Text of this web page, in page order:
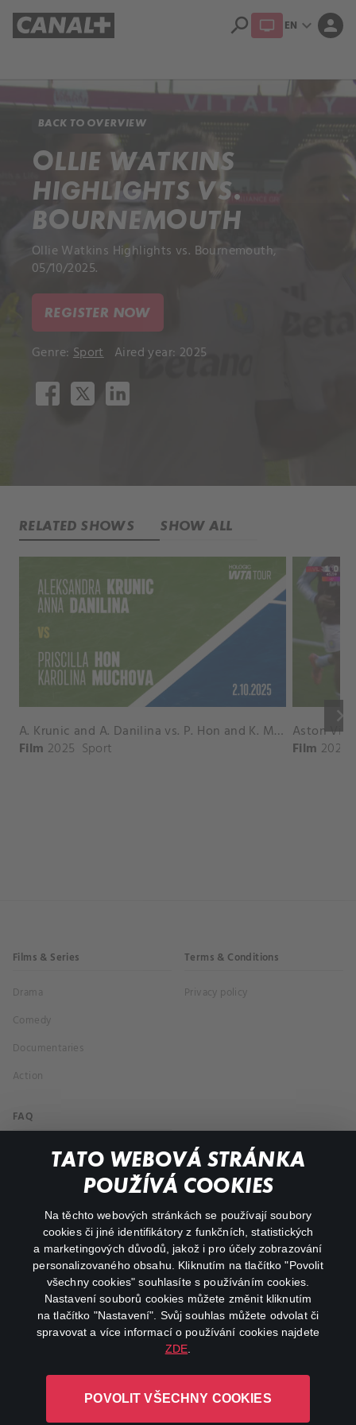
TATO WEBOVÁ STRÁNKA
POUŽÍVÁ COOKIES
Na těchto webových stránkách se používají soubory
cookies či jiné identifikátory z funkčních, statistických
a marketingových důvodů, jakož i pro účely zobrazování
personalizovaného obsahu. Kliknutím na tlačítko "Povolit
všechny cookies" souhlasíte s používáním cookies.
Nastavení souborů cookies můžete změnit kliknutím
na tlačítko "Nastavení". Svůj souhlas můžete odvolat či
spravovat a více informací o používání cookies najdete
ZDE
POVOLIT VŠECHNY COOKIES
search EN expand_more person
BACK TO OVERVIEW
OLLIE WATKINS
HIGHLIGHTS VS.
BOURNEMOUTH
Ollie Watkins Highlights vs. Bournemouth,
05/10/2025.
REGISTER NOW
Genre: Sport Aired year: 2025
RELATED SHOWS SHOW ALL
keyboard_arrow_right
A. Krunic and A. Danilina vs. P. Hon and K. Muchova Match Highlights - BEIJING_Capital Group Diamond ( October 02, 2025)
Film 2025 Sport Film 2026
Films & Series
Drama
Comedy
Documentaries
Action
Terms & Conditions
Privacy policy
FAQ
My profile
facebookinstagram
youtube
L-1246 Luxembourg R.C.S.